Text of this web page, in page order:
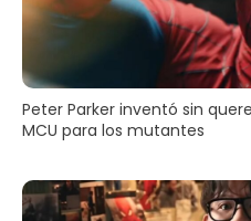
Peter Parker inventó sin
MCU para los mutantes